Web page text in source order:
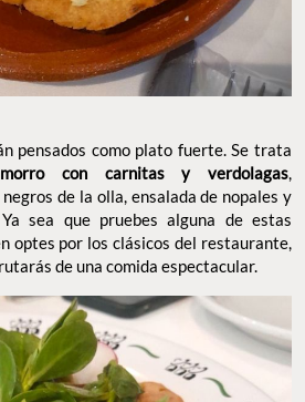
pensados como plato fuerte. Se trata
con carnitas y verdolagas,
de la olla, ensalada de nopales y
sea que pruebes alguna de estas
optes por los clásicos del restaurante,
de una comida espectacular.